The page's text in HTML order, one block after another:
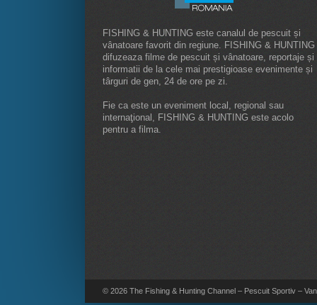
FISHING & HUNTING este canalul de pescuit și
vânatoare favorit din regiune. FISHING & HUNTING
difuzeaza filme de pescuit și vânatoare, reportaje și
informatii de la cele mai prestigioase evenimente și
târguri de gen, 24 de ore pe zi.
Fie ca este un eveniment local, regional sau
internaţional, FISHING & HUNTING este acolo
pentru a filma.
© 2026 The Fishing & Hunting Channel – Pescuit Sportiv –